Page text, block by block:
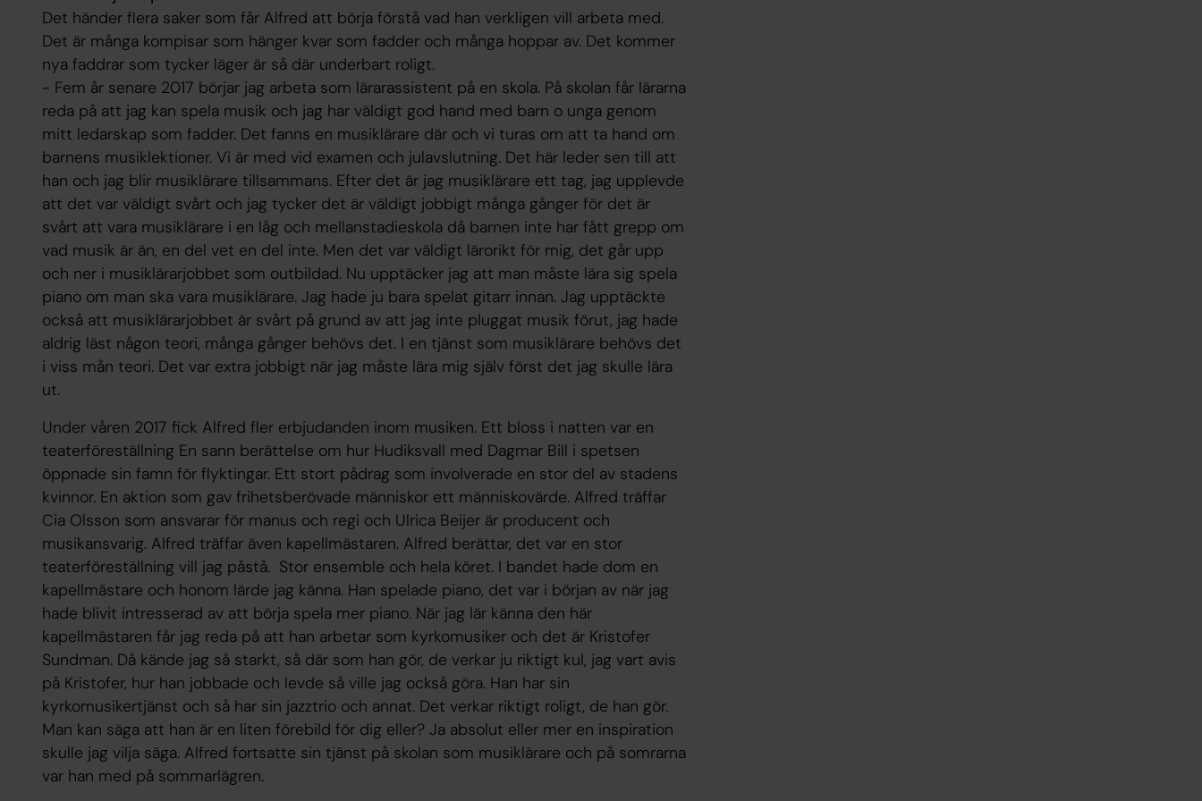
Det händer flera saker som får Alfred att börja förstå vad han verkligen vill arbeta med.
Det är många kompisar som hänger kvar som fadder och många hoppar av. Det kommer
nya faddrar som tycker läger är så där underbart roligt.
- Fem år senare 2017 börjar jag arbeta som lärarassistent på en skola. På skolan får lärarna
reda på att jag kan spela musik och jag har väldigt god hand med barn o unga genom
mitt ledarskap som fadder. Det fanns en musiklärare där och vi turas om att ta hand om
barnens musiklektioner. Vi är med vid examen och julavslutning. Det här leder sen till att
han och jag blir musiklärare tillsammans. Efter det är jag musiklärare ett tag, jag upplevde
att det var väldigt svårt och jag tycker det är väldigt jobbigt många gånger för det är
svårt att vara musiklärare i en låg och mellanstadieskola då barnen inte har fått grepp om
vad musik är än, en del vet en del inte. Men det var väldigt lärorikt för mig, det går upp
och ner i musiklärarjobbet som outbildad. Nu upptäcker jag att man måste lära sig spela
piano om man ska vara musiklärare. Jag hade ju bara spelat gitarr innan. Jag upptäckte
också att musiklärarjobbet är svårt på grund av att jag inte pluggat musik förut, jag hade
aldrig läst någon teori, många gånger behövs det. I en tjänst som musiklärare behövs det
i viss mån teori. Det var extra jobbigt när jag måste lära mig själv först det jag skulle lära
ut.
Under våren 2017 fick Alfred fler erbjudanden inom musiken. Ett bloss i natten var en
teaterföreställning En sann berättelse om hur Hudiksvall med Dagmar Bill i spetsen
öppnade sin famn för flyktingar. Ett stort pådrag som involverade en stor del av stadens
kvinnor. En aktion som gav frihetsberövade människor ett människovärde. Alfred träffar
Cia Olsson som ansvarar för manus och regi och Ulrica Beijer är producent och
musikansvarig. Alfred träffar även kapellmästaren. Alfred berättar, det var en stor
teaterföreställning vill jag påstå. Stor ensemble och hela köret. I bandet hade dom en
kapellmästare och honom lärde jag känna. Han spelade piano, det var i början av när jag
hade blivit intresserad av att börja spela mer piano. När jag lär känna den här
kapellmästaren får jag reda på att han arbetar som kyrkomusiker och det är Kristofer
Sundman. Då kände jag så starkt, så där som han gör, de verkar ju riktigt kul, jag vart avis
på Kristofer, hur han jobbade och levde så ville jag också göra. Han har sin
kyrkomusikertjänst och så har sin jazztrio och annat. Det verkar riktigt roligt, de han gör.
Man kan säga att han är en liten förebild för dig eller? Ja absolut eller mer en inspiration
skulle jag vilja säga. Alfred fortsatte sin tjänst på skolan som musiklärare och på somrarna
var han med på sommarlägren.